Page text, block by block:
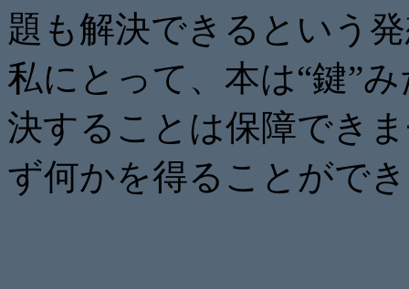
題も解決できるという
私にとって、本は“鍵”
決することは保障でき
ず何かを得ることがで